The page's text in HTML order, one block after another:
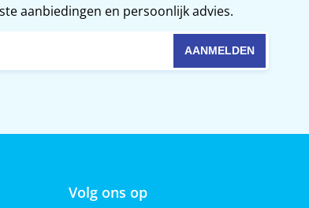
aanbiedingen en persoonlijk advies.
Volg ons op